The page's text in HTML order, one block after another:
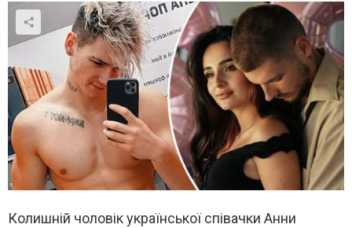
Колишній чоловік української співачки Анни